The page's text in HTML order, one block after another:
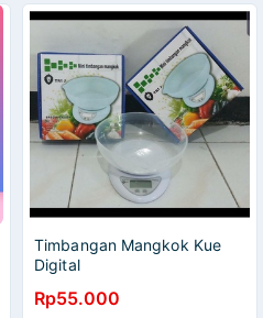
Timbangan Mangkok Kue
Digital
Rp55.000